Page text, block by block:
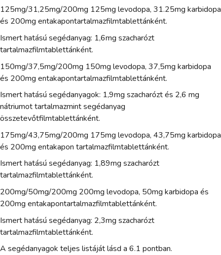
125mg/31,25mg/200mg 125mg levodopa, 31.25mg karbidopa
és 200mg entakapontartalmazfilmtablettánként.
Ismert hatású segédanyag: 1,6mg szacharózt
tartalmazfilmtablettánként.
150mg/37,5mg/200mg 150mg levodopa, 37,5mg karbidopa
és 200mg entakapontartalmazfilmtablettánként.
Ismert hatású segédanyagok: 1,9mg szacharózt és 2,6 mg
nátriumot tartalmazmint segédanyag
összetevőtfilmtablettánként.
175mg/43,75mg/200mg 175mg levodopa, 43,75mg karbidopa
és 200mg entakapon tartalmazfilmtablettánként.
Ismert hatású segédanyag: 1,89mg szacharózt
tartalmazfilmtablettánként.
200mg/50mg/200mg 200mg levodopa, 50mg karbidopa és
200mg entakapontartalmazfilmtablettánként.
Ismert hatású segédanyag: 2,3mg szacharózt
tartalmazfilmtablettánként.
A segédanyagok teljes listáját lásd a 6.1 pontban.